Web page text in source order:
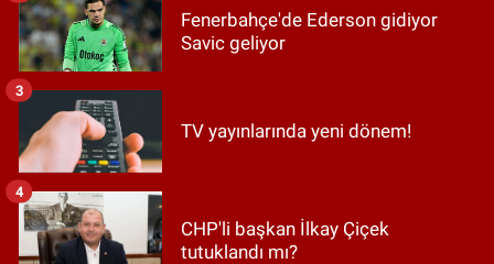
Fenerbahçe'de Ederson gidiyor
Savic geliyor
TV yayınlarında yeni dönem!
3
CHP'li başkan İlkay Çiçek
tutuklandı mı?
4